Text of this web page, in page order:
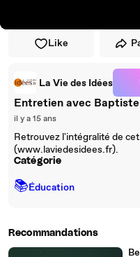
Like
La Vie des Idées
Entretien avec
il y a 15 ans
Retrouvez l'intégralité de
(www.laviedesidees.fr).
Catégorie
📚Éducation
Recommandations